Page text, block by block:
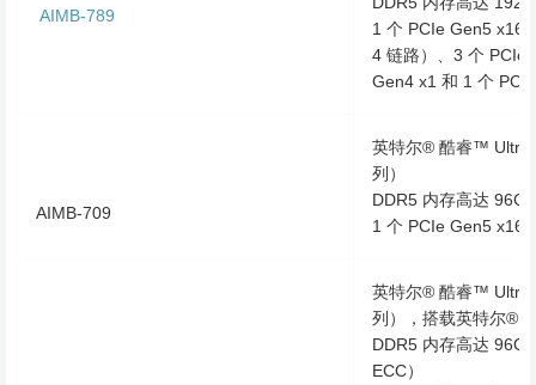
AIMB-789
1 个 PCIe Gen5 x16
4 链路）、3 个 PCIe
Gen4 x1 和 1 个 PCI
AIMB-709
英特尔® 酷睿™ Ultra
列）
DDR5 内存高达
1 个 PCIe Gen5 x16
英特尔® 酷睿™ Ultra
列），搭载英特尔®
DDR5 内存高达
ECC）